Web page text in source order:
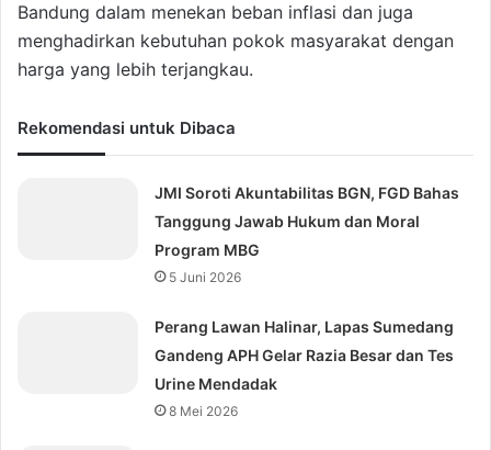
Bandung dalam menekan beban inflasi dan juga
menghadirkan kebutuhan pokok masyarakat dengan
harga yang lebih terjangkau.
Rekomendasi untuk Dibaca
JMI Soroti Akuntabilitas BGN, FGD Bahas
Tanggung Jawab Hukum dan Moral
Program MBG
5 Juni 2026
Perang Lawan Halinar, Lapas Sumedang
Gandeng APH Gelar Razia Besar dan Tes
Urine Mendadak
8 Mei 2026